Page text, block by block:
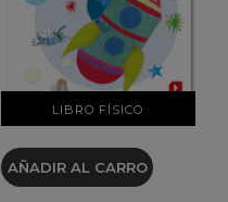
LIBRO FÍSICO
AÑADIR AL CARRO